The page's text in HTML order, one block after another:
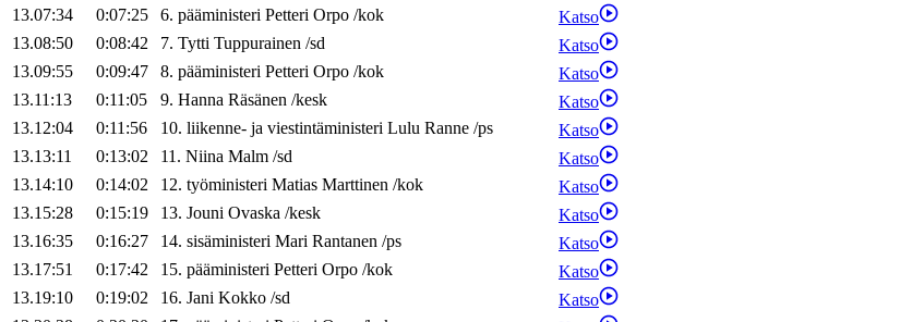
13.07:34
0:07:25 6. pääministeri Petteri Orpo /kok
Katso
13.08:50
0:08:42 7. Tytti Tuppurainen /sd
Katso
13.09:55
0:09:47 8. pääministeri Petteri Orpo /kok
Katso
13.11:13
0:11:05 9. Hanna Räsänen /kesk
Katso
13.12:04
0:11:56 10. liikenne- ja viestintäministeri Lulu Ranne /ps
Katso
13.13:11
0:13:02 11. Niina Malm /sd
Katso
13.14:10
0:14:02 12. työministeri Matias Marttinen /kok
Katso
13.15:28
0:15:19 13. Jouni Ovaska /kesk
Katso
13.16:35
0:16:27 14. sisäministeri Mari Rantanen /ps
Katso
13.17:51
0:17:42 15. pääministeri Petteri Orpo /kok
Katso
13.19:10
0:19:02 16. Jani Kokko /sd
Katso